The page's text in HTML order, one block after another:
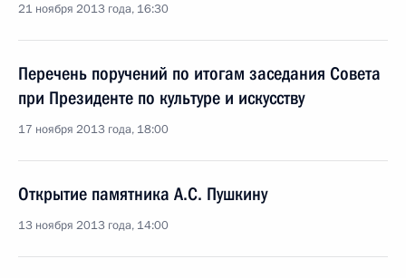
21 ноября 2013 года, 16:30
Перечень поручений по итогам заседания Совета
при Президенте по культуре и искусству
17 ноября 2013 года, 18:00
Открытие памятника А.С. Пушкину
13 ноября 2013 года, 14:00